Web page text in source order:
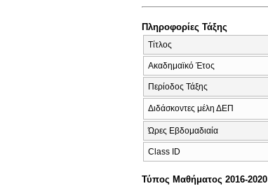
Πληροφορίες Τάξης
Τίτλος
Ακαδημαϊκό Έτος
Περίοδος Τάξης
Διδάσκοντες μέλη ΔΕΠ
Ώρες Εβδομαδιαία
Class ID
Τύπος Μαθήματος 2016-2020